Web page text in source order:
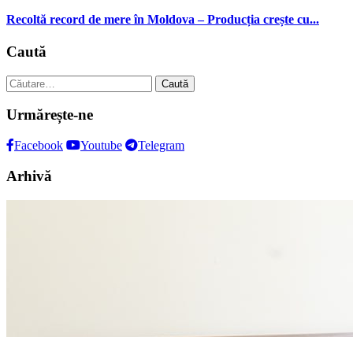
Recoltă record de mere în Moldova – Producția crește cu...
Caută
Caută
după:
Urmărește-ne
Facebook Youtube Telegram
Arhivă